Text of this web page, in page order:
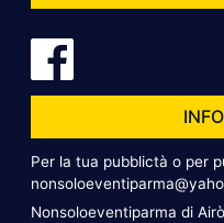
Per la tua pubblictà o per
Nonsoloeventiparma di